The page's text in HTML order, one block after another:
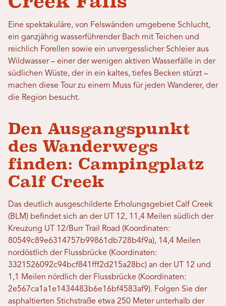
Eine spektakuläre, von Felswänden umgebene Schlucht,
ein ganzjährig wasserführender Bach mit Teichen und
reichlich Forellen sowie ein unvergesslicher Schleier aus
Wildwasser – einer der wenigen aktiven Wasserfälle in der
südlichen Wüste, der in ein kaltes, tiefes Becken stürzt –
machen diese Tour zu einem Muss für jeden Wanderer, der
die Region besucht.
Den Ausgangspunkt
des Wanderwegs
finden: Campingplatz
Calf Creek
Das deutlich ausgeschilderte Erholungsgebiet Calf Creek
(BLM) befindet sich an der UT 12, 11,4 Meilen südlich der
Kreuzung UT 12/Burr Trail Road (Koordinaten:
80549c89e6314757b99861db728b4f9a), 14,4 Meilen
nordöstlich der Flussbrücke (Koordinaten:
3321526092c94bcf841fff2d215a28bc) an der UT 12 und
1,1 Meilen nördlich der Flussbrücke (Koordinaten:
2e567ca1a1e1434483b6e16bf4583af9). Folgen Sie der
asphaltierten Stichstraße etwa 250 Meter unterhalb der